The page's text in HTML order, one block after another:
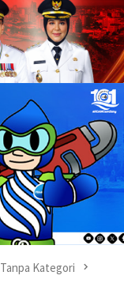
Tanpa Kategori